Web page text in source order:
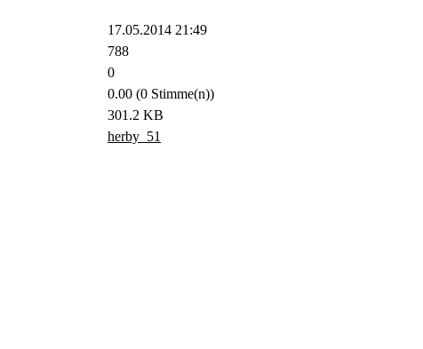
17.05.2014 21:49
788
0
0.00 (0 Stimme(n))
301.2 KB
herby_51